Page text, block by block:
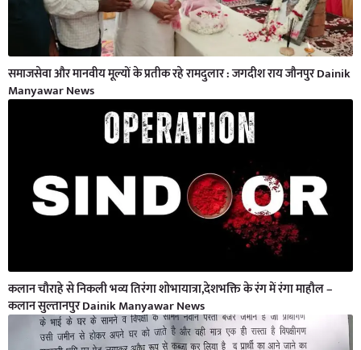
समाजसेवा और मानवीय मूल्यों के प्रतीक रहे रामदुलार : जगदीश राय जौनपुर Dainik
Manyawar News
कलान चौराहे से निकली भव्य तिरंगा शोभायात्रा,देशभक्ति के रंग में रंगा माहौल –
कलान सुल्तानपुर Dainik Manyawar News